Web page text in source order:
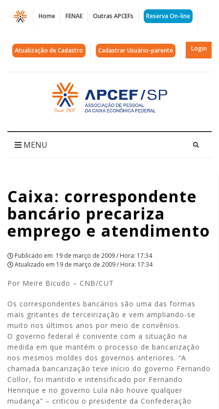
Página
Caixa:
correspondente
precariza
emprego
atendimento
Home FENAE Outras APCEFs Reserva On-line
Atualização de Cadastro Cadastrar Usuário-parente Login
Acessar
página
inicial
MENU
Caixa: correspondente
bancário precariza
emprego e atendimento
Publicado em 19 de março de 2009 / Hora: 17:34
Atualizado em 19 de março de 2009 / Hora: 17:34
Por Meire Bicudo – CNB/CUT
Os correspondentes bancários são uma das formas
mais gritantes de terceirização e vem ampliando-se
muito nos últimos anos por meio de convênios.
O governo federal é conivente com a situação na
medida em que mantém o processo de bancarização
nos mesmos moldes dos governos anteriores. “A
chamada bancarização teve início do governo Fernando
Collor, foi mantido e intensificado por Fernando
Henrique e no governo Lula não houve qualquer
mudança” – criticou o presidente da Confederação